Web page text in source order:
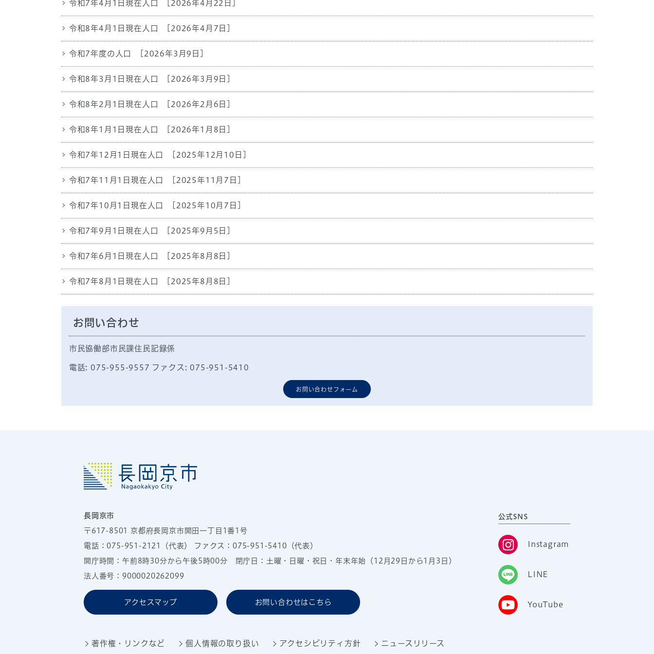
令和7年4月1日現在人口 [2026年4月22日]
令和8年4月1日現在人口 [2026年4月7日]
令和7年度の人口 [2026年3月9日]
令和8年3月1日現在人口 [2026年3月9日]
令和8年2月1日現在人口 [2026年2月6日]
令和8年1月1日現在人口 [2026年1月8日]
令和7年12月1日現在人口 [2025年12月10日]
令和7年11月1日現在人口 [2025年11月7日]
令和7年10月1日現在人口 [2025年10月7日]
令和7年9月1日現在人口 [2025年9月5日]
令和7年6月1日現在人口 [2025年8月8日]
令和7年8月1日現在人口 [2025年8月8日]
お問い合わせ
市民協働部市民課住民記録係
電話: 075-955-9557 ファクス: 075-951-5410
お問い合わせフォーム
長岡京市
〒617-8501 京都府長岡京市開田一丁目1番1号
電話：075-951-2121 （代表） ファクス：075-951-5410（代表）
開庁時間：午前8時30分から午後5時00分 閉庁日：土曜・日曜・祝日・年末年始（12月29日から1月3日）
法人番号：9000020262099
アクセスマップ お問い合わせはこちら
公式SNS
Instagram
LINE
YouTube
著作権・リンクなど 個人情報の取り扱い アクセシビリティ方針 ニュースリリース